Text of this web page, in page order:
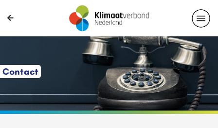
Contact